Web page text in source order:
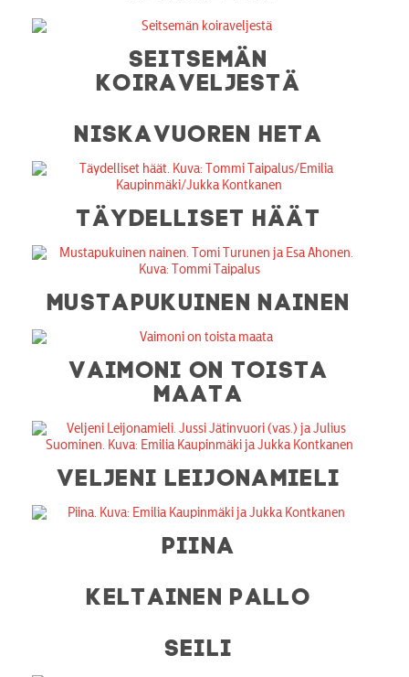
AIKATAULUT
SEITSEMÄN
KOIRAVELJESTÄ
NISKAVUOREN HETA
TÄYDELLISET HÄÄT
MUSTAPUKUINEN NAINEN
VAIMONI ON TOISTA
MAATA
VELJENI LEIJONAMIELI
PIINA
KELTAINEN PALLO
SEILI